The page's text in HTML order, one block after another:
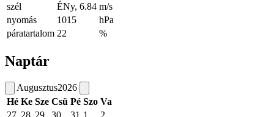
szél
ÉNy, 6.84 m/s
nyomás
1015
hPa
páratartalom 22 %
Naptár
Augusztus2026
Hé Ke Sze Csü Pé Szo Va
27 28 29 30 31 1
2